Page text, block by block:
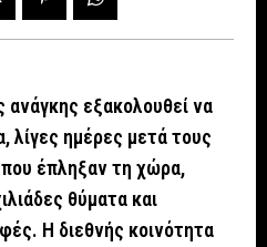
εξακολουθεί να
λίγες ημέρες μετά τους
έπληξαν τη χώρα,
θύματα και
Η διεθνής κοινότητα